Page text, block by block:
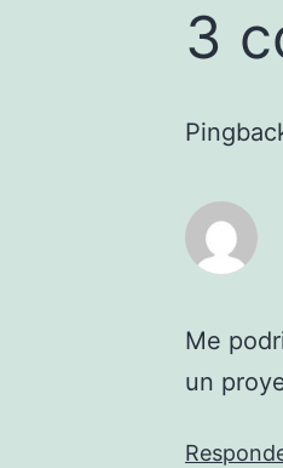
3
Me
un